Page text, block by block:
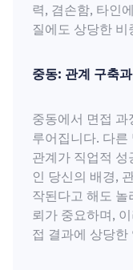
력, 겸손함, 타인
질에도 상당한 비
중동: 관계 구축
중동에서 면접 과
루어집니다. 다른
관계가 직업적 성
인 당신의 배경,
작된다고 해도 놀
뢰가 중요하며,
접 결과에 상당한